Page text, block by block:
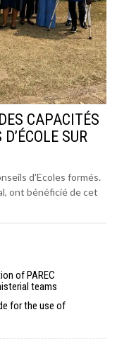
CAPACITÉS
SUR
d'Ecoles formés.
ont bénéficié de cet
of PAREC
teams
for the use of